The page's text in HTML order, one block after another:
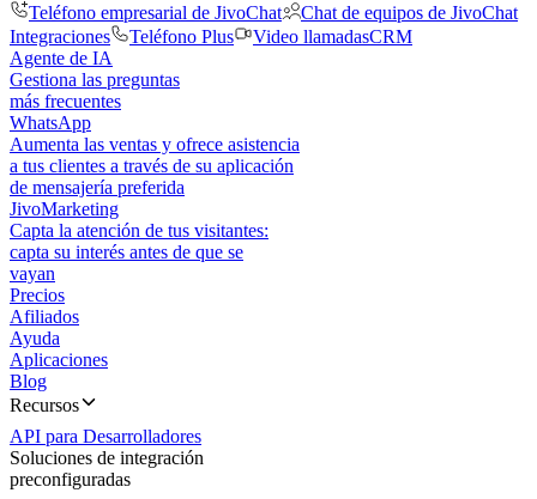
Teléfono empresarial de JivoChat
Chat de equipos de JivoChat
Integraciones
Teléfono Plus Video llamadasCRM
Agente de IA
Gestiona las preguntas
más frecuentes
WhatsApp
Aumenta las ventas y ofrece asistencia
a tus clientes a través de su aplicación
de mensajería preferida
JivoMarketing
Capta la atención de tus visitantes:
capta su interés antes de que se
vayan
Precios
Afiliados
Ayuda
Aplicaciones
Blog
Recursos
API para Desarrolladores
Soluciones de integración
preconfiguradas